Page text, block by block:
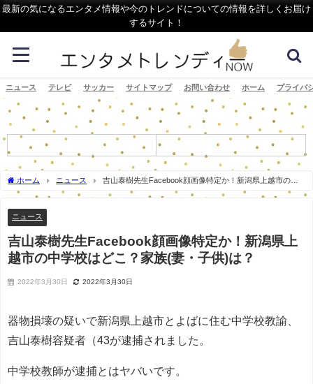
最新の気になるエンタメ情報や今のトレンドについての情報を詳しくお届け
するサイト！
ニュース テレビ サッカー サイトマップ お問い合わせ ホーム プライバ
ホーム ニュース
吉山泰樹先生Facebook顔画像特定か！新潟県上越市の中
学校はどこ？家族(妻・子供)は？
ニュース
吉山泰樹先生Facebook顔画像特定か！新潟県上
越市の中学校はどこ？家族(妻・子供)は？
2022年3月30日 2022年3月30日
器物損壊の疑いで新潟県上越市とよばに住む中学校教諭、
吉山泰樹容疑者（43が逮捕されました。
中学校教師が逮捕とはヤバいです。